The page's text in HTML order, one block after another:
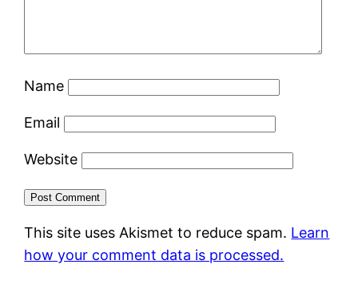
Name
Email
Website
This site uses Akismet to reduce spam. Learn
how your comment data is processed.